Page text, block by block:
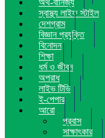
অর্থ-বানিজ্য
স্বাস্থ্য লাইফ স্টাইল
দেশগ্রাম
বিজ্ঞান প্রযুক্তি
বিনোদন
শিক্ষা
ধর্ম ও জীবন
অপরাধ
লাইভ টিভি
ই-পেপার
আরো
প্রবাস
সাক্ষাৎকার